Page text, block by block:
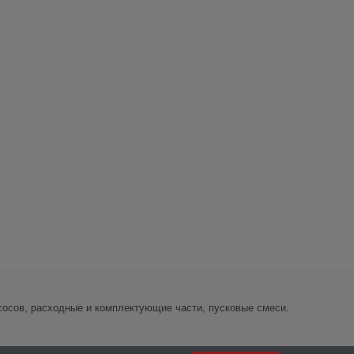
расходные и комплектующие части, пусковые смеси.